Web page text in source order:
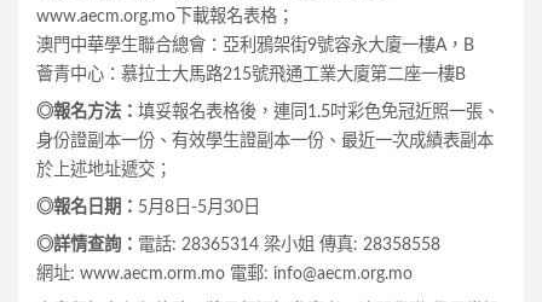
www.aecm.org.mo下載報名表格；
澳門中華學生聯合總會：亞利鴉架街9號容永大廈一樓A，B
薈青中心：慕拉士大馬路215號飛通工業大廈第二座一樓B
◎報名方法： 填妥報名表格後，連同1.5吋彩色免冠近照一張、
身份證副本一份、有效學生證副本一份、最近一次成績表副本
於上述地址遞交；
◎報名日期： 5月8日-5月30日
◎詳情查詢： 電話: 28365314 梁小姐 傳真: 28358558
網址: www.aecm.orm.mo 電郵: info@aecm.org.mo